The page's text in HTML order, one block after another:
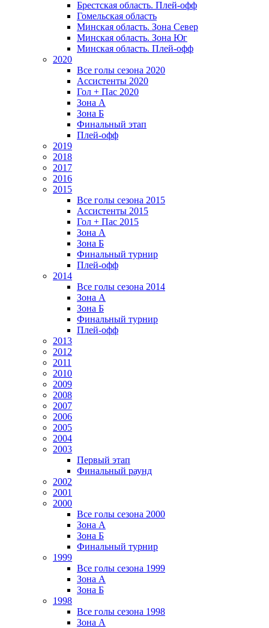
Брестская область. Плей-офф
Гомельская область
Минская область. Зона Север
Минская область. Зона Юг
Минская область. Плей-офф
2020
Все голы сезона 2020
Ассистенты 2020
Гол + Пас 2020
Зона А
Зона Б
Финальный этап
Плей-офф
2019
2018
2017
2016
2015
Все голы сезона 2015
Ассистенты 2015
Гол + Пас 2015
Зона А
Зона Б
Финальный турнир
Плей-офф
2014
Все голы сезона 2014
Зона А
Зона Б
Финальный турнир
Плей-офф
2013
2012
2011
2010
2009
2008
2007
2006
2005
2004
2003
Первый этап
Финальный раунд
2002
2001
2000
Все голы сезона 2000
Зона А
Зона Б
Финальный турнир
1999
Все голы сезона 1999
Зона А
Зона Б
1998
Все голы сезона 1998
Зона А